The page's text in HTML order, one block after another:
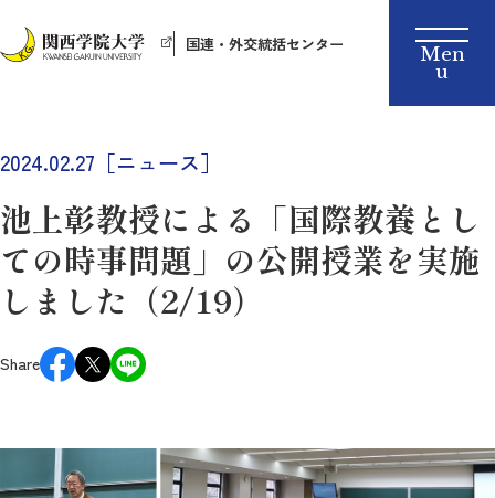
国連・外交統括センター
2024.02.27［ニュース］
池上彰教授による「国際教養とし
ての時事問題」の公開授業を実施
しました（2/19）
Share